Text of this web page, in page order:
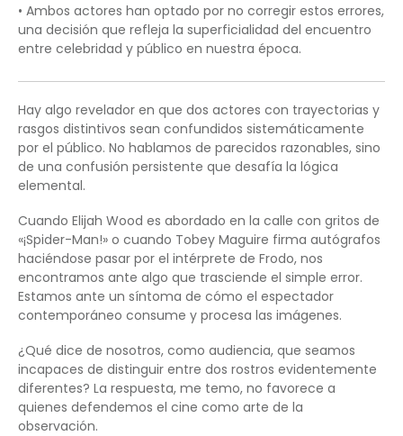
• Ambos actores han optado por no corregir estos errores,
una decisión que refleja la superficialidad del encuentro
entre celebridad y público en nuestra época.
Hay algo revelador en que dos actores con trayectorias y
rasgos distintivos sean confundidos sistemáticamente
por el público. No hablamos de parecidos razonables, sino
de una confusión persistente que desafía la lógica
elemental.
Cuando Elijah Wood es abordado en la calle con gritos de
«¡Spider-Man!» o cuando Tobey Maguire firma autógrafos
haciéndose pasar por el intérprete de Frodo, nos
encontramos ante algo que trasciende el simple error.
Estamos ante un síntoma de cómo el espectador
contemporáneo consume y procesa las imágenes.
¿Qué dice de nosotros, como audiencia, que seamos
incapaces de distinguir entre dos rostros evidentemente
diferentes? La respuesta, me temo, no favorece a
quienes defendemos el cine como arte de la
observación.